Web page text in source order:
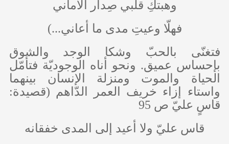
وهبتكِ قلبي صِدار الأماني
فهلّا وعيتِ مدى ما أعاني...)
فتغنّى بالحبّ وشكا الوجد والشوق
بإحساس عميق. ونحو أناه الوجوديّة فتأمّل
الحياة والموت ومنزلة الإنسان بينهما
واستاء إزاء خريف العمر الدّاهم (قصيدة:
قاسٍ عليّ ص 95
قاس عليّ ولا أعيد إلى المدى خفقانه